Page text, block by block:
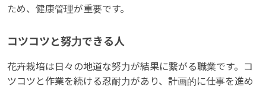
ため、健康管理が重要です。
コツコツと努力できる人
花卉栽培は日々の地道な努力が結果に繋がる職業です。コ
ツコツと作業を続ける忍耐力があり、計画的に仕事を進め